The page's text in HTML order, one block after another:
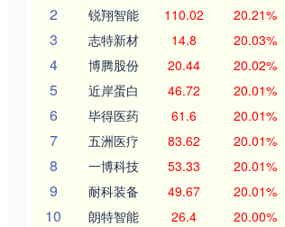
2 锐翔智能 110.02 20.21%
3 志特新材 14.8 20.03%
4 博腾股份 20.44 20.02%
5 近岸蛋白 46.72 20.01%
6 毕得医药 61.6 20.01%
7 五洲医疗 83.62 20.01%
8 一博科技 53.33 20.01%
9 耐科装备 49.67 20.01%
10 朗特智能 26.4 20.00%